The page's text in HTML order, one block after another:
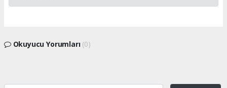
Okuyucu Yorumları (0)